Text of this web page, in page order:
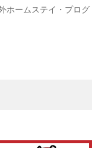
ホームステイ・プログ